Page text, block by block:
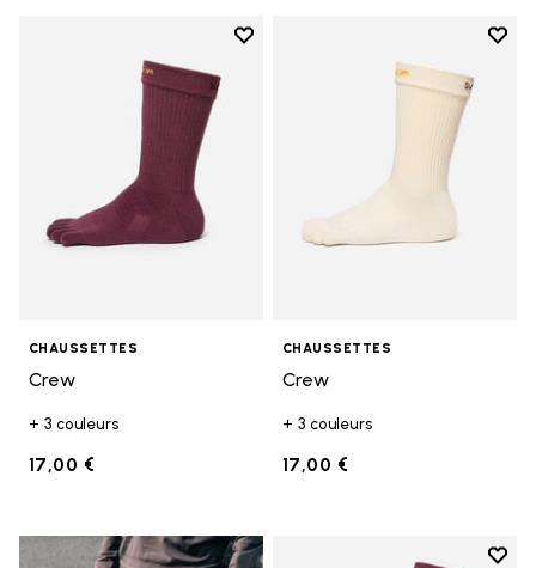
Add to wishlist
Add to wishlist Crew
CHAUSSETTES
Crew
+ 3 couleurs
17,00 €
Add
CHAUSSETTES
Crew
+ 3 couleurs
17,00 €
Add